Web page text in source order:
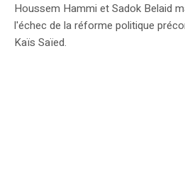
Houssem Hammi et Sadok Belaid
l'échec de la réforme politique
Kaïs Saïed.